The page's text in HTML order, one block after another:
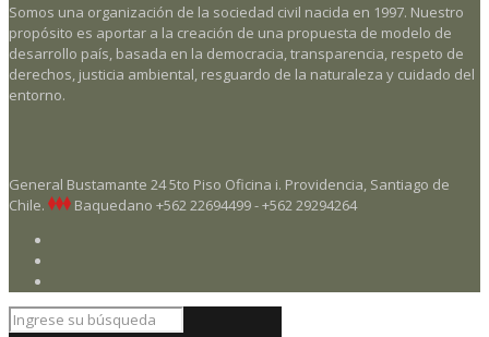
Somos una organización de la sociedad civil nacida en 1997. Nuestro
propósito es aportar a la creación de una propuesta de modelo de
desarrollo país, basada en la democracia, transparencia, respeto de
derechos, justicia ambiental, resguardo de la naturaleza y cuidado del
entorno.
General Bustamante 24 5to Piso Oficina i. Providencia, Santiago de
Chile.
Baquedano +562 22694499 - +562 29294264